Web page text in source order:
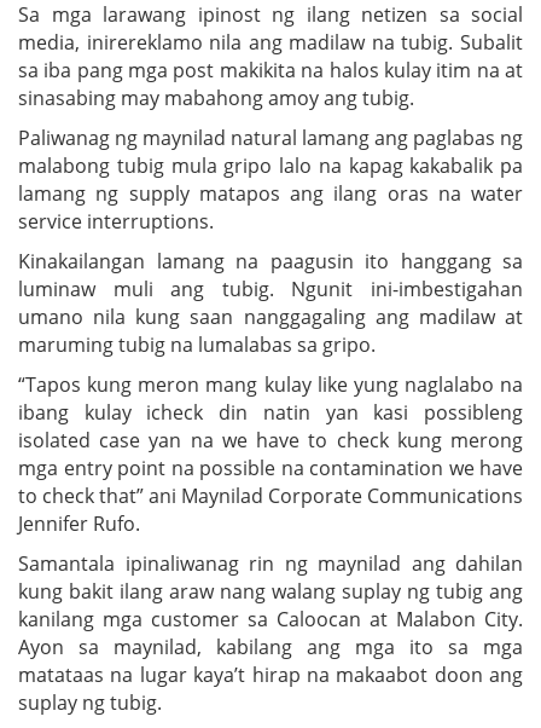
Sa mga larawang ipinost ng ilang netizen sa social
media, inirereklamo nila ang madilaw na tubig. Subalit
sa iba pang mga post makikita na halos kulay itim na at
sinasabing may mabahong amoy ang tubig.
Paliwanag ng maynilad natural lamang ang paglabas ng
malabong tubig mula gripo lalo na kapag kakabalik pa
lamang ng supply matapos ang ilang oras na water
service interruptions.
Kinakailangan lamang na paagusin ito hanggang sa
luminaw muli ang tubig. Ngunit ini-imbestigahan
umano nila kung saan nanggagaling ang madilaw at
maruming tubig na lumalabas sa gripo.
“Tapos kung meron mang kulay like yung naglalabo na
ibang kulay icheck din natin yan kasi possibleng
isolated case yan na we have to check kung merong
mga entry point na possible na contamination we have
to check that” ani Maynilad Corporate Communications
Jennifer Rufo.
Samantala ipinaliwanag rin ng maynilad ang dahilan
kung bakit ilang araw nang walang suplay ng tubig ang
kanilang mga customer sa Caloocan at Malabon City.
Ayon sa maynilad, kabilang ang mga ito sa mga
matataas na lugar kaya’t hirap na makaabot doon ang
suplay ng tubig.